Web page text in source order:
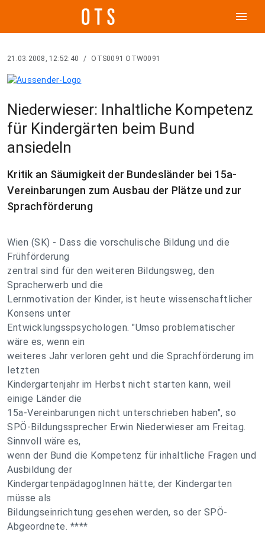
menu
21.03.2008, 12:52:40 / OTS0091 OTW0091
Niederwieser: Inhaltliche Kompetenz
für Kindergärten beim Bund
ansiedeln
Kritik an Säumigkeit der Bundesländer bei 15a-
Vereinbarungen zum Ausbau der Plätze und zur
Sprachförderung
Wien (SK) - Dass die vorschulische Bildung und die
Frühförderung
zentral sind für den weiteren Bildungsweg, den
Spracherwerb und die
Lernmotivation der Kinder, ist heute wissenschaftlicher
Konsens unter
Entwicklungsspsychologen. "Umso problematischer
wäre es, wenn ein
weiteres Jahr verloren geht und die Sprachförderung im
letzten
Kindergartenjahr im Herbst nicht starten kann, weil
einige Länder die
15a-Vereinbarungen nicht unterschrieben haben", so
SPÖ-Bildungssprecher Erwin Niederwieser am Freitag.
Sinnvoll wäre es,
wenn der Bund die Kompetenz für inhaltliche Fragen und
Ausbildung der
KindergartenpädagogInnen hätte; der Kindergarten
müsse als
Bildungseinrichtung gesehen werden, so der SPÖ-
Abgeordnete. ****